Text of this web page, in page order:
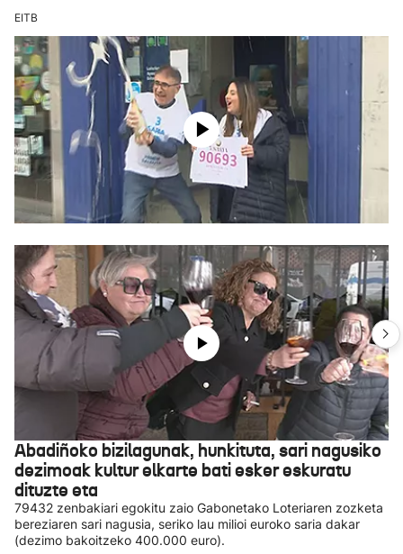
EITB
Abadiñoko bizilagunak, hunkituta, sari nagusiko
dezimoak kultur elkarte bati esker eskuratu
dituzte eta
79432 zenbakiari egokitu zaio Gabonetako Loteriaren zozketa
bereziaren sari nagusia, seriko lau milioi euroko saria dakar
(dezimo bakoitzeko 400.000 euro).